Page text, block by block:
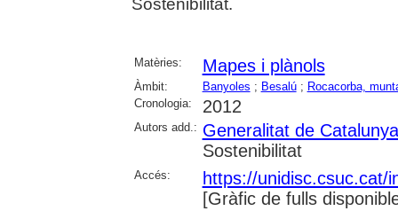
Sostenibilitat.
Matèries: Mapes i plànols
Àmbit: Banyoles ; Besalú; Rocacorba,
Cronologia:
2012
Autors add.: Generalitat de Catalunya
Sostenibilitat
Accés:
https://unidisc.csuc.cat/
[Gràfic de fulls